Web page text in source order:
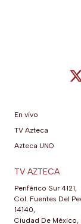
En vivo
TV Azteca
Azteca UNO
TV AZTECA
Periférico Sur 4121,
Col. Fuentes Del
14140,
Ciudad De México,